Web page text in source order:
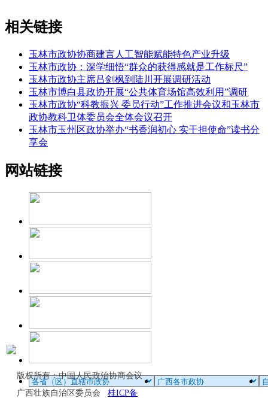
相关链接
玉林市政协协商建言人工智能赋能特色产业升级
玉林市政协：深学细悟“群众的获得感就是工作标尺”
玉林市政协主席吕剑枫到陆川开展调研活动
玉林市博白县政协开展“公共体育场馆高效利用”调研
玉林市政协“科教振兴 委员行动”工作推进会议和玉林市
政协教科卫体委员会全体会议召开
玉林市玉州区政协举办“书香润初心 实干担使命”读书分
享会
网站链接
版权所有：中国人民政治协商会议
广西壮族自治区委员会 桂ICP备